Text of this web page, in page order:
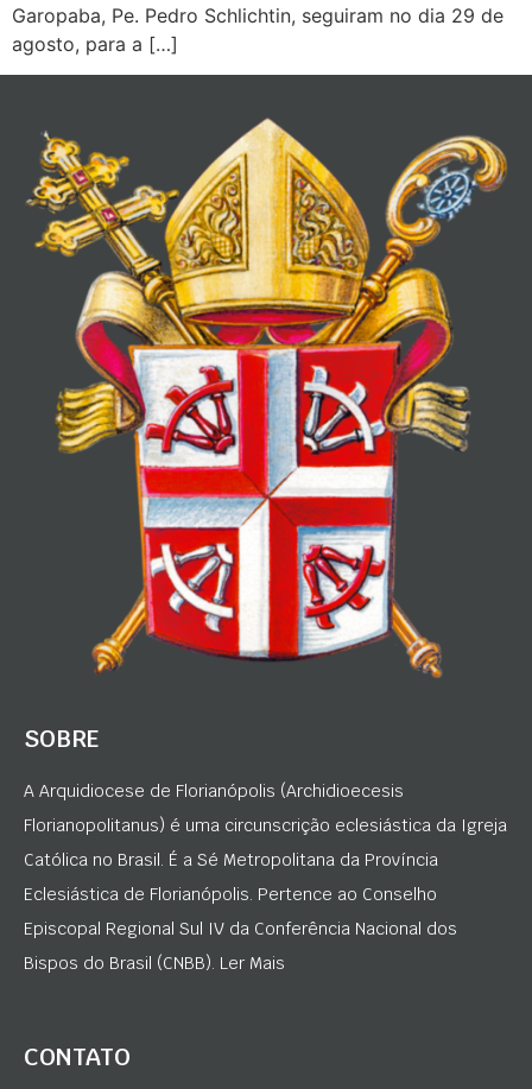
Garopaba, Pe. Pedro Schlichtin, seguiram no dia 29 de
agosto, para a […]
SOBRE
A Arquidiocese de Florianópolis (Archidioecesis
Florianopolitanus) é uma circunscrição eclesiástica da Igreja
Católica no Brasil. É a Sé Metropolitana da Província
Eclesiástica de Florianópolis. Pertence ao Conselho
Episcopal Regional Sul IV da Conferência Nacional dos
Bispos do Brasil (CNBB). Ler Mais
CONTATO